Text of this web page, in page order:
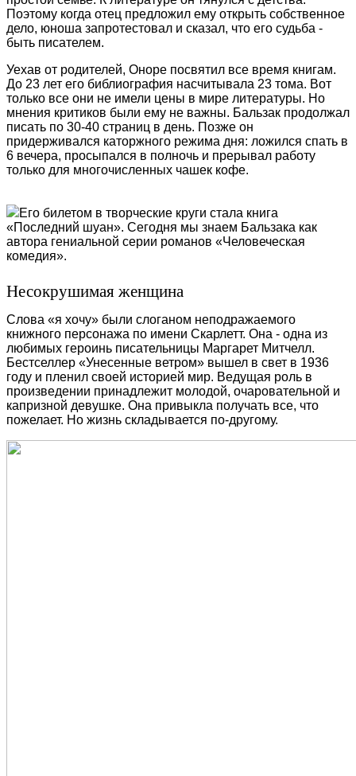
Поэтому когда отец предложил ему открыть собственное
дело, юноша запротестовал и сказал, что его судьба -
быть писателем.
Уехав от родителей, Оноре посвятил все время книгам.
До 23 лет его библиография насчитывала 23 тома. Вот
только все они не имели цены в мире литературы. Но
мнения критиков были ему не важны. Бальзак продолжал
писать по 30-40 страниц в день. Позже он
придерживался каторжного режима дня: ложился спать в
6 вечера, просыпался в полночь и прерывал работу
только для многочисленных чашек кофе.
Его билетом в творческие круги стала книга
«Последний шуан». Сегодня мы знаем Бальзака как
автора гениальной серии романов «Человеческая
комедия».
Несокрушимая женщина
Слова «я хочу» были слоганом неподражаемого
книжного персонажа по имени Скарлетт. Она - одна из
любимых героинь писательницы Маргарет Митчелл.
Бестселлер «Унесенные ветром» вышел в свет в 1936
году и пленил своей историей мир. Ведущая роль в
произведении принадлежит молодой, очаровательной и
капризной девушке. Она привыкла получать все, что
пожелает. Но жизнь складывается по-другому.